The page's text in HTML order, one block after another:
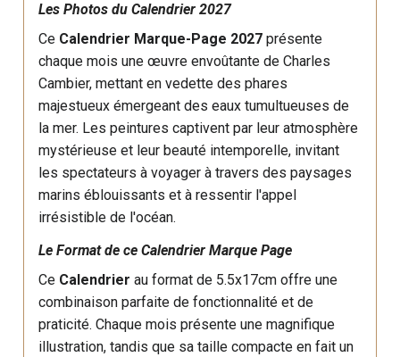
Les Photos du Calendrier 2027
Ce Calendrier Marque-Page 2027 présente
chaque mois une œuvre envoûtante de Charles
Cambier, mettant en vedette des phares
majestueux émergeant des eaux tumultueuses de
la mer. Les peintures captivent par leur atmosphère
mystérieuse et leur beauté intemporelle, invitant
les spectateurs à voyager à travers des paysages
marins éblouissants et à ressentir l'appel
irrésistible de l'océan.
Le Format de ce Calendrier Marque Page
Ce Calendrier au format de 5.5x17cm offre une
combinaison parfaite de fonctionnalité et de
praticité. Chaque mois présente une magnifique
illustration, tandis que sa taille compacte en fait un